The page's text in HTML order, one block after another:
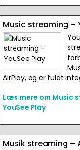
Music streaming –
AirPlay, og er fuldt
Læs mere om Music
YouSee Play
Musik streaming –